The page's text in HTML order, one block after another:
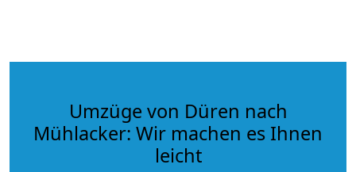
Umzüge von Düren nach
Mühlacker: Wir machen es Ihnen
leicht